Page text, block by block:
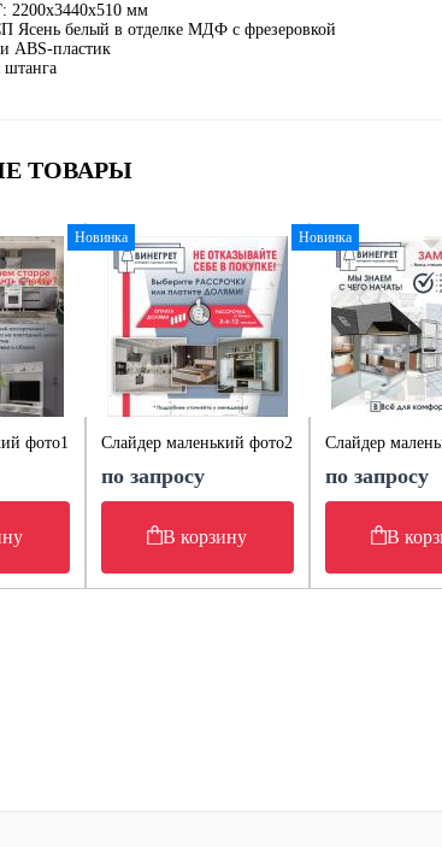
2200х3440х510 мм
Ясень белый в отделке МДФ с фрезеровкой
ABS-пластик
штанга
ТОВАРЫ
фото1
Новинка
Слайдер маленький фото2
по запросу
В корзину
Новинка
Слайдер
по запросу
В